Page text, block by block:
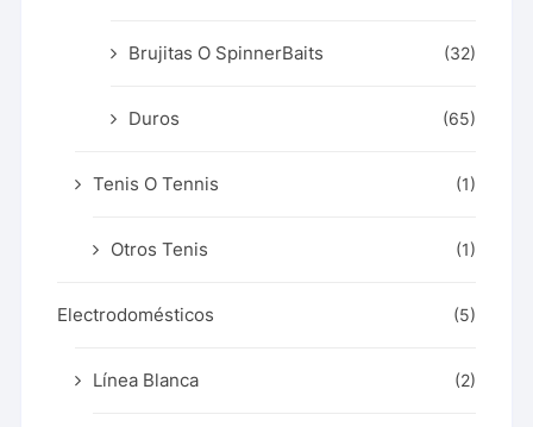
Brujitas O SpinnerBaits (32)
Duros (65)
Tenis O Tennis (1)
Otros Tenis (1)
Electrodomésticos (5)
Línea Blanca (2)